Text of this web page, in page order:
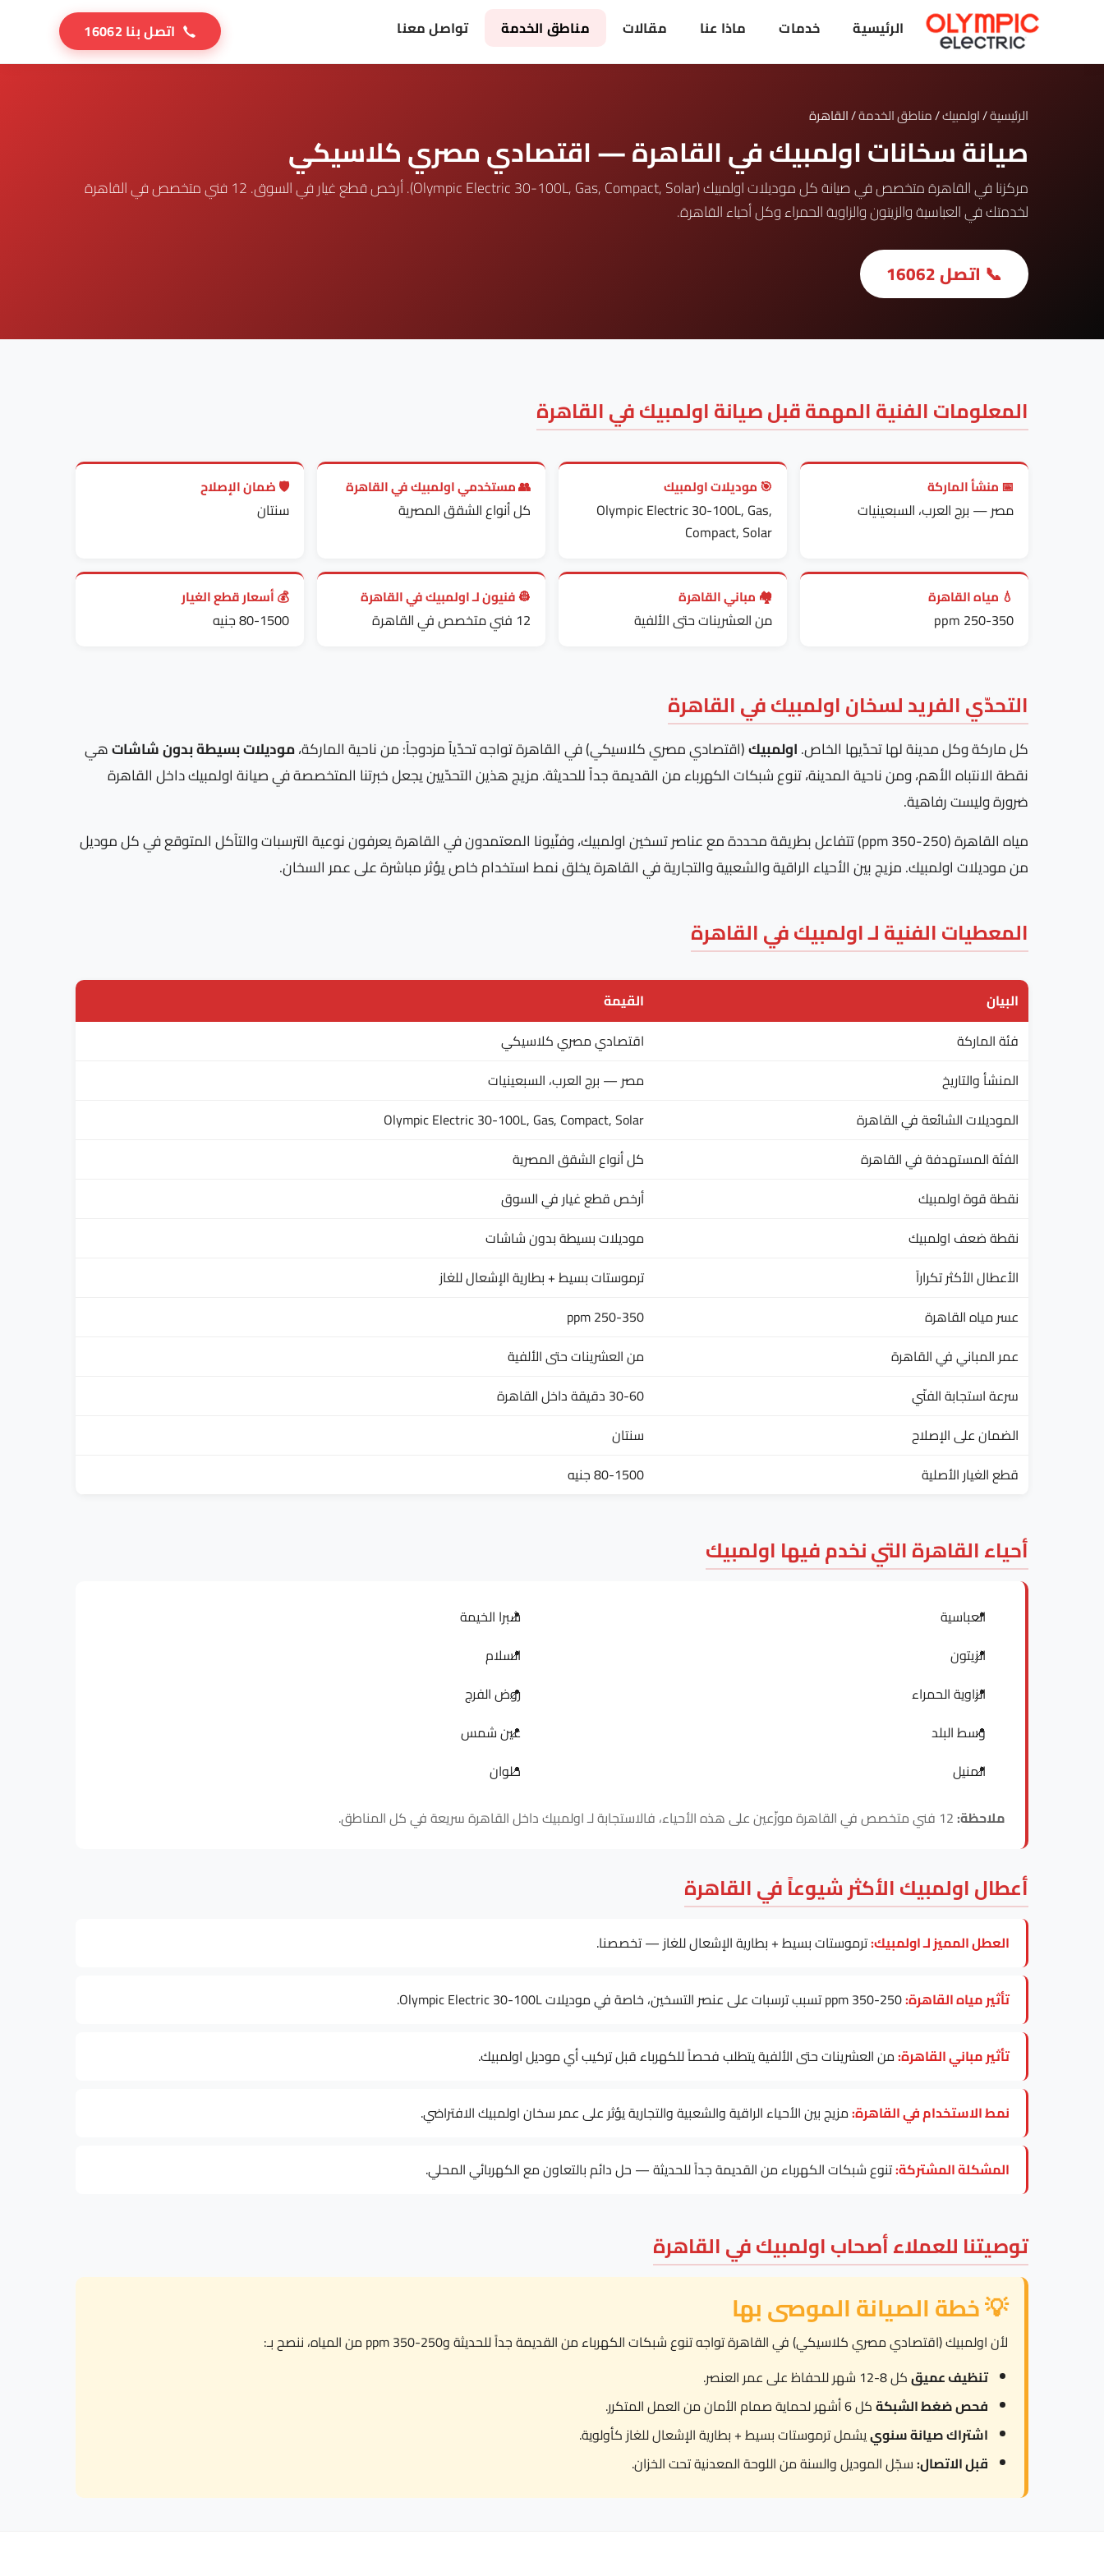
الرئيسية خدمات ماذا عنا مقالات مناطق الخدمة تواصل معنا اتصل بنا 16062
الرئيسية/اولمبيك/مناطق الخدمة/ القاهرة
صيانة سخانات اولمبيك في القاهرة — اقتصادي مصري كلاسيكي
مركزنا في القاهرة متخصص في صيانة كل موديلات اولمبيك (Olympic Electric 30-100L, Gas, Compact, Solar). أرخص قطع غيار في السوق. 12 فني متخصص في القاهرة
لخدمتك في العباسية والزيتون والزاوية الحمراء وكل أحياء القاهرة.
📞 اتصل 16062
المعلومات الفنية المهمة قبل صيانة اولمبيك في القاهرة
📅 منشأ الماركة
مصر — برج العرب، السبعينيات
🎯 موديلات اولمبيك
Olympic Electric 30-100L, Gas,
Compact, Solar
👥 مستخدمي اولمبيك في القاهرة
كل أنواع الشقق المصرية
🛡️ ضمان الإصلاح
سنتان
💧 مياه القاهرة
250-350 ppm
🏘️ مباني القاهرة
من العشرينات حتى الألفية
👷 فنيون لـ اولمبيك في القاهرة
12 فني متخصص في القاهرة
💰 أسعار قطع الغيار
80-1500 جنيه
التحدّي الفريد لسخان اولمبيك في القاهرة
كل ماركة وكل مدينة لها تحدّيها الخاص.اولمبيك(اقتصادي مصري كلاسيكي) في القاهرة تواجه تحدّياً مزدوجاً: من ناحية الماركة،موديلات بسيطة بدون شاشاتهي
نقطة الانتباه الأهم، ومن ناحية المدينة، تنوع شبكات الكهرباء من القديمة جداً للحديثة. مزيج هذين التحدّيين يجعل خبرتنا المتخصصة في صيانة اولمبيك داخل القاهرة
ضرورة وليست رفاهية.
مياه القاهرة (250-350 ppm) تتفاعل بطريقة محددة مع عناصر تسخين اولمبيك، وفنّيونا المعتمدون في القاهرة يعرفون نوعية الترسبات والتآكل المتوقع في كل موديل
من موديلات اولمبيك. مزيج بين الأحياء الراقية والشعبية والتجارية في القاهرة يخلق نمط استخدام خاص يؤثر مباشرة على عمر السخان.
المعطيات الفنية لـ اولمبيك في القاهرة
البيان
القيمة
فئة الماركة
اقتصادي مصري كلاسيكي
المنشأ والتاريخ
مصر — برج العرب، السبعينيات
الموديلات الشائعة في القاهرة
Olympic Electric 30-100L, Gas, Compact, Solar
الفئة المستهدفة في القاهرة
كل أنواع الشقق المصرية
نقطة قوة اولمبيك
أرخص قطع غيار في السوق
نقطة ضعف اولمبيك
موديلات بسيطة بدون شاشات
الأعطال الأكثر تكراراً
ترموستات بسيط + بطارية الإشعال للغاز
عسر مياه القاهرة
250-350 ppm
عمر المباني في القاهرة
من العشرينات حتى الألفية
سرعة استجابة الفنّي
30-60 دقيقة داخل القاهرة
الضمان على الإصلاح
سنتان
قطع الغيار الأصلية
80-1500 جنيه
أحياء القاهرة التي نخدم فيها اولمبيك
العباسية
الزيتون
الزاوية الحمراء
وسط البلد
المنيل
شبرا الخيمة
السلام
روض الفرج
عين شمس
حلوان
ملاحظة:
أعطال اولمبيك الأكثر شيوعاً في القاهرة
العطل المميز لـ اولمبيك:ترموستات بسيط + بطارية الإشعال للغاز — تخصصنا.
تأثير مياه القاهرة:
تأثير مباني القاهرة:من العشرينات حتى الألفية يتطلب فحصاً للكهرباء قبل تركيب أي موديل اولمبيك.
نمط الاستخدام في القاهرة:مزيج بين الأحياء الراقية والشعبية والتجارية يؤثر على عمر سخان اولمبيك الافتراضي.
المشكلة المشتركة:تنوع شبكات الكهرباء من القديمة جداً للحديثة — حل دائم بالتعاون مع الكهربائي المحلي.
توصيتنا للعملاء أصحاب اولمبيك في القاهرة
💡 خطة الصيانة الموصى بها
لأن اولمبيك (اقتصادي مصري كلاسيكي) في القاهرة تواجه تنوع شبكات الكهرباء من القديمة جداً للحديثة و250-350 ppm من المياه، ننصح بـ:
تنظيف عميقكل 8-12 شهر للحفاظ على عمر العنصر.
فحص ضغط الشبكةكل 6 أشهر لحماية صمام الأمان من العمل المتكرر.
اشتراك صيانة سنوييشمل ترموستات بسيط + بطارية الإشعال للغاز كأولوية.
قبل الاتصال:سجّل الموديل والسنة من اللوحة المعدنية تحت الخزان.